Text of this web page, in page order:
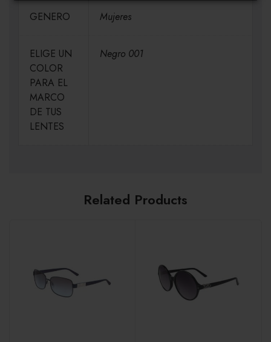
GENERO Mujeres
ELIGE UN
COLOR
PARA EL
MARCO
DE TUS
LENTES
Negro 001
Related Products